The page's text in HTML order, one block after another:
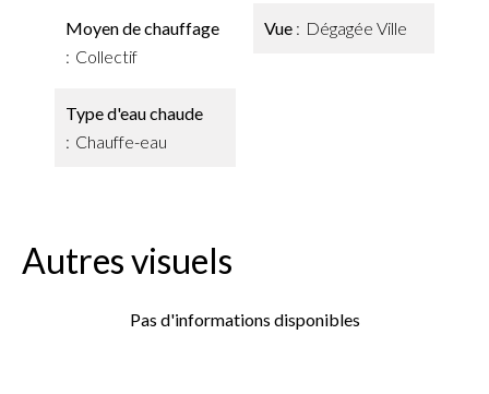
Moyen de chauffage
Collectif
Type d'eau chaude
Chauffe-eau
Vue Dégagée Ville
Autres visuels
Pas d'informations disponibles